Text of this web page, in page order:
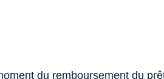
du remboursement du